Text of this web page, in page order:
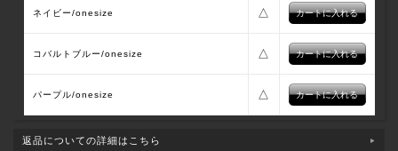
ネイビー/onesize △
コバルトブルー/onesize △
パープル/onesize △
返品についての詳細はこちら